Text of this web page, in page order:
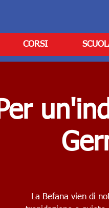
CORSI
Per
La Befana vien di